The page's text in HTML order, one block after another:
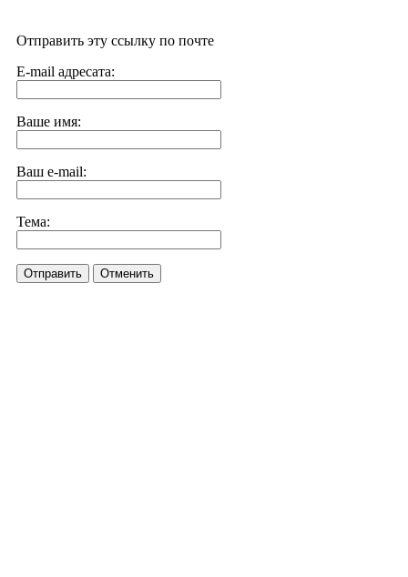
Отправить эту ссылку по почте
E-mail адресата:
Ваше имя:
Ваш e-mail:
Тема:
Отправить Отменить